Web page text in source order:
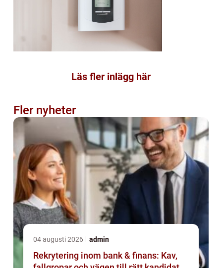
Läs fler inlägg här
Fler nyheter
04 augusti 2026 admin
Rekrytering inom bank & finans: Kav,